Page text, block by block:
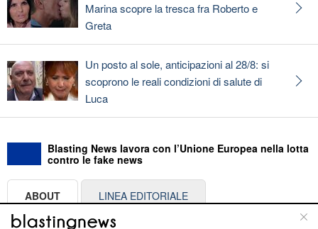
Marina scopre la tresca fra Roberto e
Greta
Un posto al sole, anticipazioni al 28/8: si
scoprono le reali condizioni di salute di
Luca
Blasting News lavora con l’Unione Europea nella lotta
contro le fake news
ABOUT LINEA EDITORIALE